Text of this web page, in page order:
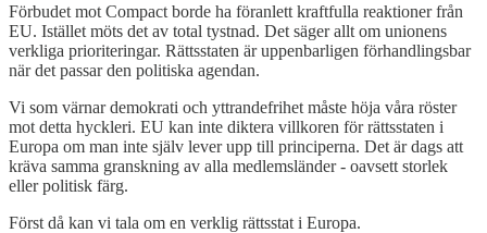
Förbudet mot Compact borde ha föranlett kraftfulla reaktioner från
EU. Istället möts det av total tystnad. Det säger allt om unionens
verkliga prioriteringar. Rättsstaten är uppenbarligen förhandlingsbar
när det passar den politiska agendan.
Vi som värnar demokrati och yttrandefrihet måste höja våra röster
mot detta hyckleri. EU kan inte diktera villkoren för rättsstaten i
Europa om man inte själv lever upp till principerna. Det är dags att
kräva samma granskning av alla medlemsländer - oavsett storlek
eller politisk färg.
Först då kan vi tala om en verklig rättsstat i Europa.